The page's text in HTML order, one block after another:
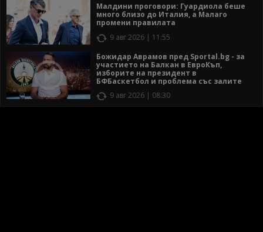
Малдини проговори: Гуардиола беше
много близо до Италия, а Малаго
промени правилата
9 авг 2026 | 11:55
Божидар Аврамов пред Sportal.bg - за
участието на Балкан в ЕвроКъп,
изборите на президент в
БФБаскетбол и проблема със залите
9 авг 2026 | 08:30